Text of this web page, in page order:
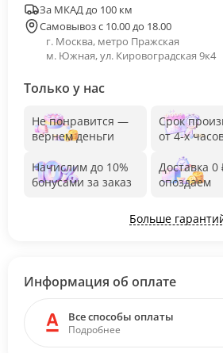
За МКАД до 100 км
Самовывоз с 10.00 до 18.00
г. Москва, метро Пражская
м. Южная, ул. Кировоградская 9к4
Только у нас
Не понравится —
вернем деньги
Начислим до 10%
бонусами за заказ
Срок
от 4-х
Доставка 0
опоздаем
Больше
Информация об оплате
Все способы оплаты
Подробнее